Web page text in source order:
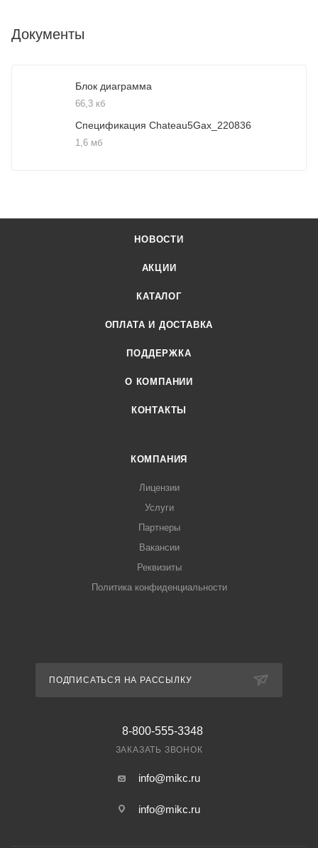
Документы
Блок диаграмма
66,3 кб
Спецификация Chateau5Gax_220836
1,6 мб
НОВОСТИ
АКЦИИ
КАТАЛОГ
ОПЛАТА И ДОСТАВКА
ПОДДЕРЖКА
О КОМПАНИИ
КОНТАКТЫ
КОМПАНИЯ
Лицензии
Услуги
Партнеры
Вакансии
Реквизиты
Политика конфиденциальности
ПОДПИСАТЬСЯ НА РАССЫЛКУ
8-800-555-3348
ЗАКАЗАТЬ ЗВОНОК
info@mikc.ru
info@mikc.ru